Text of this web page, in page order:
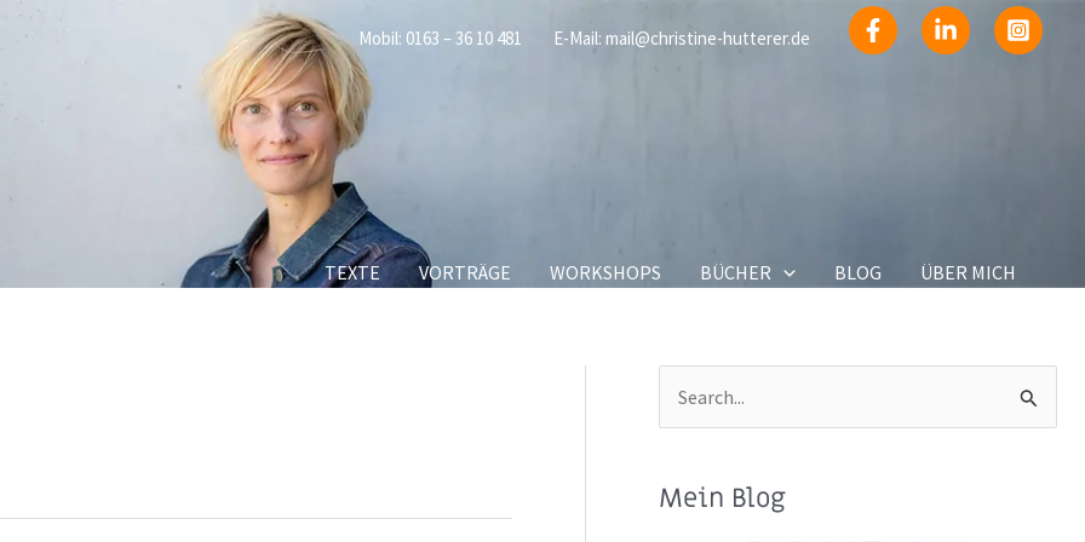
Mobil: 0163 – 36 10 481 E-Mail: mail@christine-hutterer.de
TEXTE VORTRÄGE WORKSHOPS BÜCHER BLOG ÜBER MICH
u
h
Mein Blog